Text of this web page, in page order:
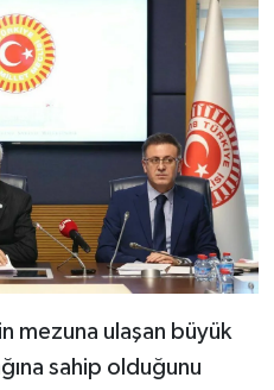
mezuna ulaşan büyük
sahip olduğunu